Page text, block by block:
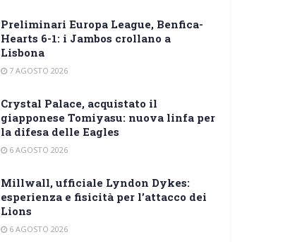
Preliminari Europa League, Benfica-
Hearts 6-1: i Jambos crollano a
Lisbona
7 AGOSTO 2026
Crystal Palace, acquistato il
giapponese Tomiyasu: nuova linfa per
la difesa delle Eagles
6 AGOSTO 2026
Millwall, ufficiale Lyndon Dykes:
esperienza e fisicità per l’attacco dei
Lions
6 AGOSTO 2026